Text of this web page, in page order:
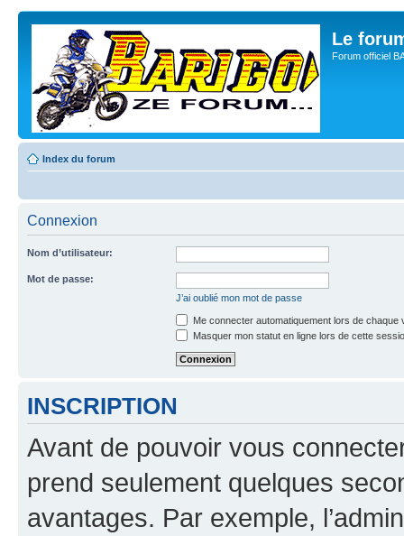
Le
Forum officiel
Index du forum
Connexion
Nom d’utilisateur:
Mot de passe:
J’ai oublié mon mot de passe
Me connecter automatiquement lors de chaque
Masquer mon statut en ligne lors de cette
INSCRIPTION
Avant de pouvoir vous
prend seulement quelques
avantages. Par exemple,